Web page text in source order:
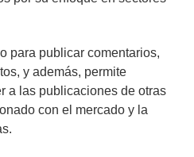
para publicar comentarios,
y además, permite
a las publicaciones de otras
con el mercado y la